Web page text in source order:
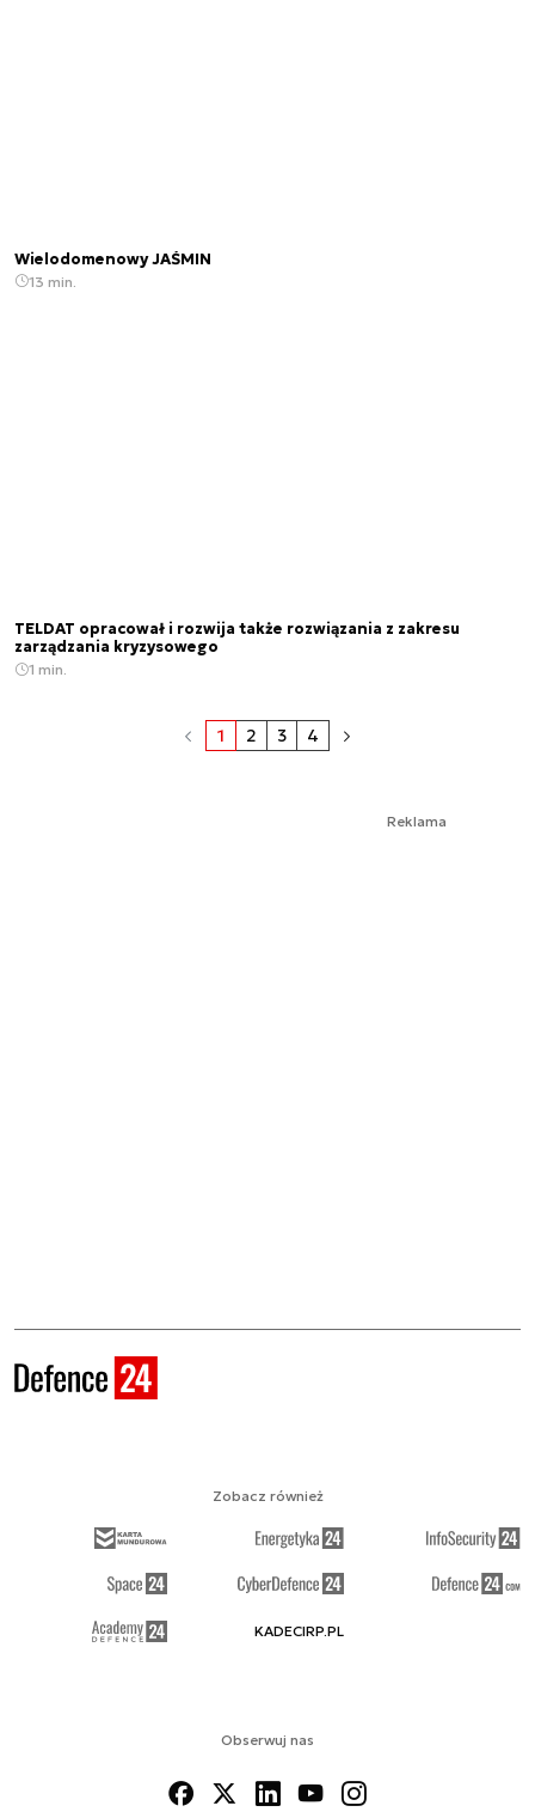
Wielodomenowy JAŚMIN
13 min.
TELDAT opracował i rozwija także rozwiązania z zakresu
zarządzania kryzysowego
1 min.
1 2 3 4
Reklama
Obserwuj nas
Zobacz również
KADECIRP.PL